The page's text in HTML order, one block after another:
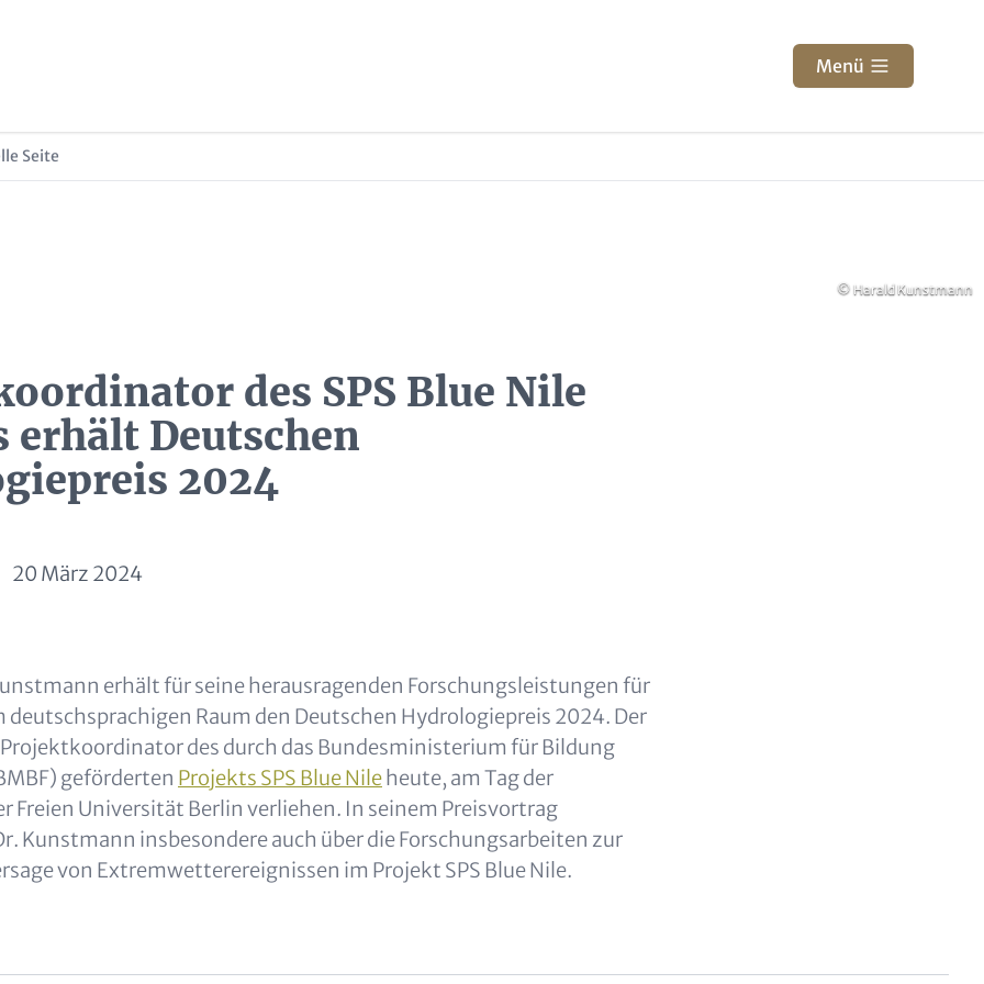
Menü
Seite
Copyright
© Harald Kunstmann
des SPS Blue Nile
erhält Deutschen
2024
20 März 2024
Metatagserhält für seine herausragenden Forschungsleistungen für
deutschsprachigen Raum den Deutschen Hydrologiepreis 2024. Der
Projektkoordinator des durch das Bundesministerium für Bildung
geförderten Projekts SPS Blue Nile heute, am Tag der
Freien Universität Berlin verliehen. In seinem Preisvortrag
Kunstmann insbesondere auch über die Forschungsarbeiten zur
von Extremwetterereignissen im Projekt SPS Blue Nile.